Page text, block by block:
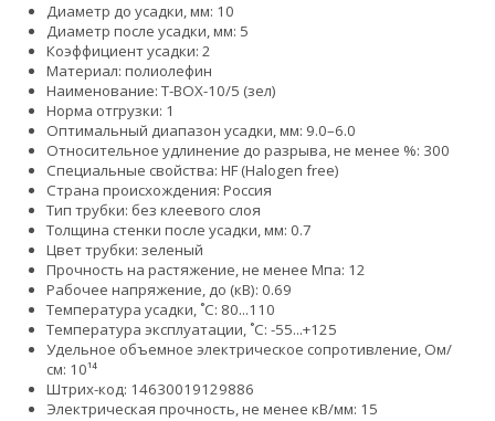
Диаметр до усадки, мм: 10
Диаметр после усадки, мм: 5
Коэффициент усадки: 2
Материал: полиолефин
Наименование: Т-BOX-10/5 (зел)
Норма отгрузки: 1
Оптимальный диапазон усадки, мм: 9.0–6.0
Относительное удлинение до разрыва, не менее %: 300
Специальные свойства: HF (Halogen free)
Страна происхождения: Россия
Тип трубки: без клеевого слоя
Толщина стенки после усадки, мм: 0.7
Цвет трубки: зеленый
Прочность на растяжение, не менее Мпа: 12
Рабочее напряжение, до (кВ): 0.69
Температура усадки, ˚С: 80...110
Температура эксплуатации, ˚С: -55...+125
Удельное объемное электрическое сопротивление, Ом/
см: 10¹⁴
Штрих-код: 14630019129886
Электрическая прочность, не менее кВ/мм: 15